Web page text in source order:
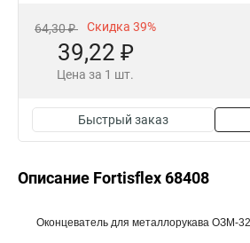
64,30 ₽ Скидка 39%
39,22 ₽
Цена за 1 шт.
Быстрый заказ
Описание Fortisflex 68408
Оконцеватель для металлорукава ОЗМ-